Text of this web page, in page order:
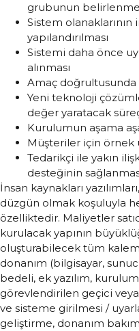
grubunun
Sistem
yapılandırılması
Sistemi daha önce
alınması
Amaç
Yeni teknoloji
değer yaratacak
Kurulumun aşama
Müşteriler için örnek
Tedarikçi ile yakın
desteğinin
İnsan kaynakları
düzgün olmak koşuluyla
özelliktedir. Maliyetler
kurulacak yapının
oluşturabilecek tüm
donanım (bilgisayar,
bedeli, ek yazılım,
görevlendirilen geçici
ve sisteme girilmesi /
geliştirme, donanım